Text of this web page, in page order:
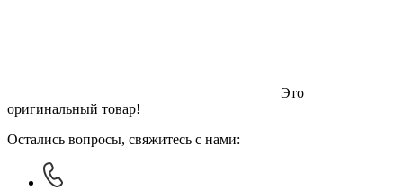
Это
оригинальный товар!
Остались вопросы, свяжитесь с нами: